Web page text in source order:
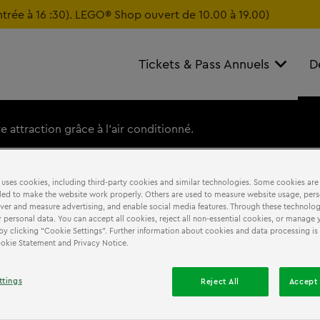
à 16 :30). LEGO® Shop ouvert de 10.00 à 19.00)
Tickets & Pass Annuels
attraction grâce à l'air conditionné.
cookies, including third-party cookies and similar technologies. Some cookies are
to make the website work properly. Others are used to measure website usage,
and measure advertising, and enable social media features. Through these
personal data. You can accept all cookies, reject all non-essential cookies, or manage
clicking “Cookie Settings”. Further information about cookies and data processing
Statement and Privacy Notice.
Reject All Accept